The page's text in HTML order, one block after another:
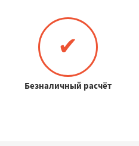
✔
Безналичный расчёт